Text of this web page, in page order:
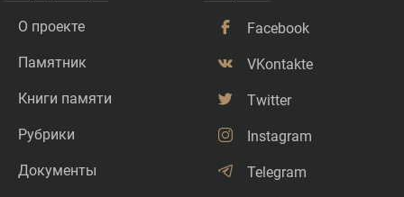
О проекте
Памятник
Книги памяти
Рубрики
Документы
Facebook
VKontakte
Twitter
Instagram
Telegram